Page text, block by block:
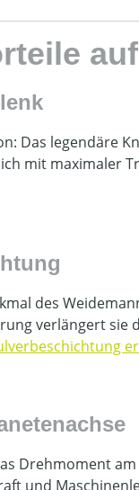
Das legendäre
mit maximaler
des
verlängert
Drehmoment
und